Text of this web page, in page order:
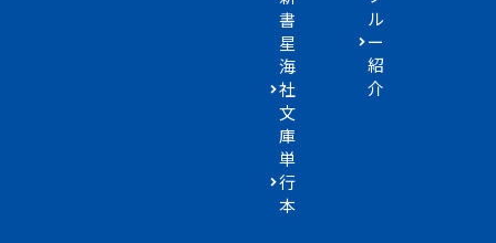
書
星
海
社
文
庫
単
行
本
ル
ー
紹
介